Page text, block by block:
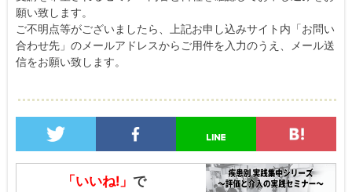
願い致します。
ご不明点等がございましたら、上記お申し込みサイト内「お問い
合わせ先」のメールアドレスからご用件を入力のうえ、メール送
信をお願い致します。
「いいね!」で